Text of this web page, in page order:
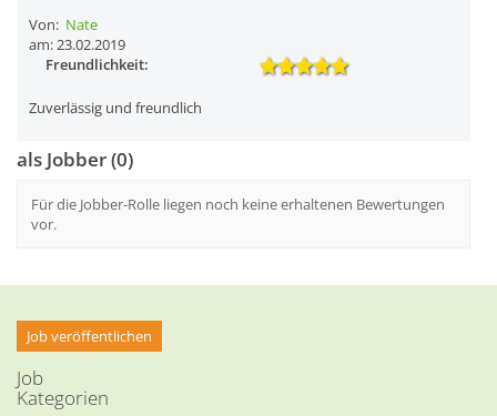
Von: Nate
am: 23.02.2019
Freundlichkeit:
Zuverlässig und freundlich
als Jobber (0)
Für die Jobber-Rolle liegen noch keine erhaltenen Bewertungen
vor.
Job veröffentlichen
Job
Kategorien